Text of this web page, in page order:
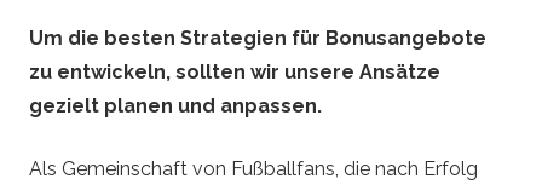
Um die besten Strategien für Bonusangebote
zu entwickeln, sollten wir unsere Ansätze
gezielt planen und anpassen.
Als Gemeinschaft von Fußballfans, die nach Erfolg